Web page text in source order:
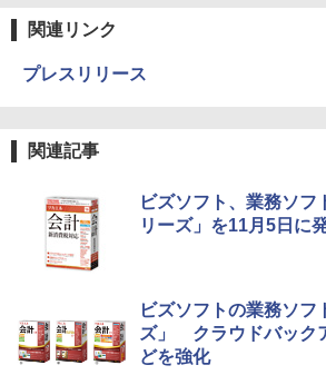
関連リンク
プレスリリース
関連記事
ビズソフト、業務ソフ
リーズ」を11月5日に
ビズソフトの業務ソフ
ズ」 クラウドバック
どを強化